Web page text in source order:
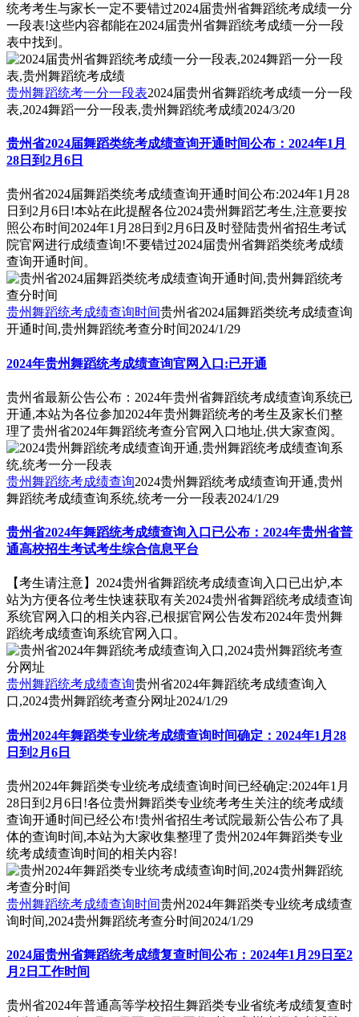
统考考生与家长一定不要错过2024届贵州省舞蹈统考成绩一分
一段表!这些内容都能在2024届贵州省舞蹈统考成绩一分一段
表中找到。
贵州舞蹈统考一分一段表2024届贵州省舞蹈统考成绩一分一段
表,2024舞蹈一分一段表,贵州舞蹈统考成绩2024/3/20
贵州省2024届舞蹈类统考成绩查询开通时间公布：2024年1月
28日到2月6日
贵州省2024届舞蹈类统考成绩查询开通时间公布:2024年1月28
日到2月6日!本站在此提醒各位2024贵州舞蹈艺考生,注意要按
照公布时间2024年1月28日到2月6日及时登陆贵州省招生考试
院官网进行成绩查询!不要错过2024届贵州省舞蹈类统考成绩
查询开通时间。
贵州舞蹈统考成绩查询时间贵州省2024届舞蹈类统考成绩查询
开通时间,贵州舞蹈统考查分时间2024/1/29
2024年贵州舞蹈统考成绩查询官网入口:已开通
贵州省最新公告公布：2024年贵州省舞蹈统考成绩查询系统已
开通,本站为各位参加2024年贵州舞蹈统考的考生及家长们整
理了贵州省2024年舞蹈统考查分官网入口地址,供大家查阅。
贵州舞蹈统考成绩查询2024贵州舞蹈统考成绩查询开通,贵州
舞蹈统考成绩查询系统,统考一分一段表2024/1/29
贵州省2024年舞蹈统考成绩查询入口已公布：2024年贵州省普
通高校招生考试考生综合信息平台
【考生请注意】2024贵州省舞蹈统考成绩查询入口已出炉,本
站为方便各位考生快速获取有关2024贵州省舞蹈统考成绩查询
系统官网入口的相关内容,已根据官网公告发布2024年贵州舞
蹈统考成绩查询系统官网入口。
贵州舞蹈统考成绩查询贵州省2024年舞蹈统考成绩查询入
口,2024贵州舞蹈统考查分网址2024/1/29
贵州2024年舞蹈类专业统考成绩查询时间确定：2024年1月28
日到2月6日
贵州2024年舞蹈类专业统考成绩查询时间已经确定:2024年1月
28日到2月6日!各位贵州舞蹈类专业统考考生关注的统考成绩
查询开通时间已经公布!贵州省招生考试院最新公告公布了具
体的查询时间,本站为大家收集整理了贵州2024年舞蹈类专业
统考成绩查询时间的相关内容!
贵州舞蹈统考成绩查询时间贵州2024年舞蹈类专业统考成绩查
询时间,2024贵州舞蹈统考查分时间2024/1/29
2024届贵州省舞蹈统考成绩复查时间公布：2024年1月29日至2
月2日工作时间
贵州省2024年普通高等学校招生舞蹈类专业省统考成绩复查时